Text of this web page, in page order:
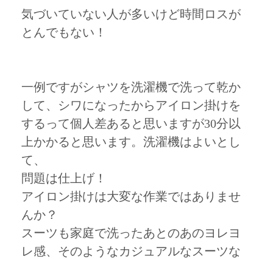
気づいていない人が多いけど時間ロスが
とんでもない！
一例ですがシャツを洗濯機で洗って乾か
して、シワになったからアイロン掛けを
するって個人差あると思いますが30分以
上かかると思います。洗濯機はよいとし
て、
問題は仕上げ！
アイロン掛けは大変な作業ではありませ
んか？
スーツも家庭で洗ったあとのあのヨレヨ
レ感、そのようなカジュアルなスーツな